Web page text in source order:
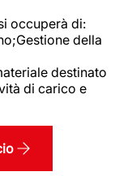
occuperà di:
della
destinato
di carico e